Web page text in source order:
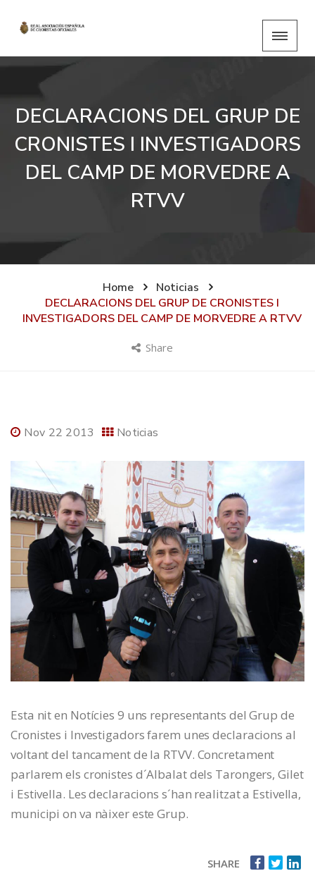
DECLARACIONS DEL GRUP DE
CRONISTES I INVESTIGADORS
DEL CAMP DE MORVEDRE A
RTVV
Home
Noticias
DECLARACIONS DEL GRUP DE CRONISTES I
INVESTIGADORS DEL CAMP DE MORVEDRE A RTVV
Share
Nov 22 2013 Noticias
Esta nit en Notícies 9 uns representants del Grup de
Cronistes i Investigadors farem unes declaracions al
voltant del tancament de la RTVV. Concretament
parlarem els cronistes d´Albalat dels Tarongers, Gilet
i Estivella. Les declaracions s´han realitzat a Estivella,
municipi on va nàixer este Grup.
SHARE